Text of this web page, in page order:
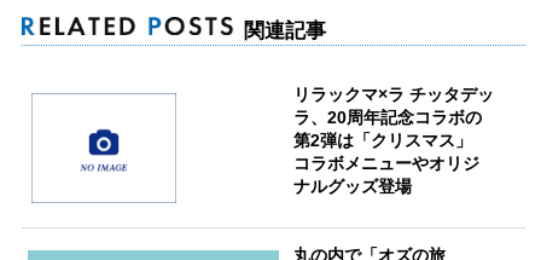
関連記事
リラックマ×ラ チッタデッ
ラ、20周年記念コラボの
第2弾は「クリスマス」
コラボメニューやオリジ
ナルグッズ登場
丸の内で「オズの旅